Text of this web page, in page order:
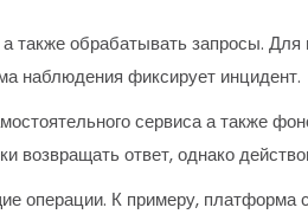
обрабатывать запросы.
наблюдения фиксирует инцидент.
сервиса а также
возвращать ответ, однако
К примеру, платформа